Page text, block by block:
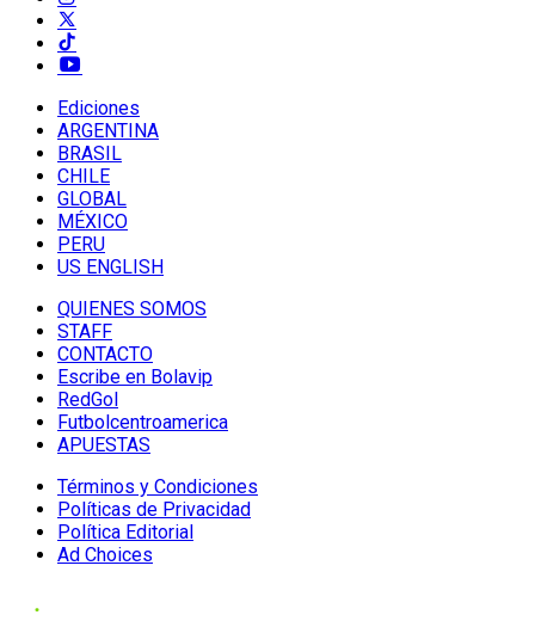
Ediciones
ARGENTINA
BRASIL
CHILE
GLOBAL
MÉXICO
PERU
US ENGLISH
QUIENES SOMOS
STAFF
CONTACTO
Escribe en Bolavip
RedGol
Futbolcentroamerica
APUESTAS
Términos y Condiciones
Políticas de Privacidad
Política Editorial
Ad Choices